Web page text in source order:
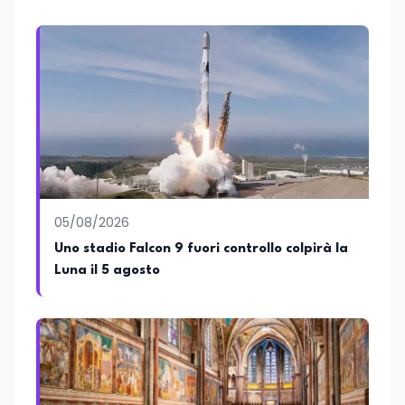
05/08/2026
Uno stadio Falcon 9 fuori controllo colpirà la
Luna il 5 agosto